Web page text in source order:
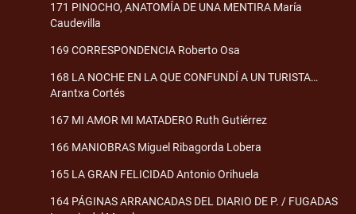
171 PINOCHO, ANATOMÍA DE UNA MENTIRA María
Caudevilla
169 CORRESPONDENCIA Roberto Osa
168 LA NOCHE EN LA QUE CONFUNDÍ A UN TURISTA…
Arantxa Cortés
167 MI AMOR MI MATADERO Ruth Gutiérrez
166 MANIOBRAS Miguel Ribagorda Lobera
165 LA GRAN FELICIDAD Antonio Orihuela
164 PÁGINAS ARRANCADAS DEL DIARIO DE P. / FUGADAS